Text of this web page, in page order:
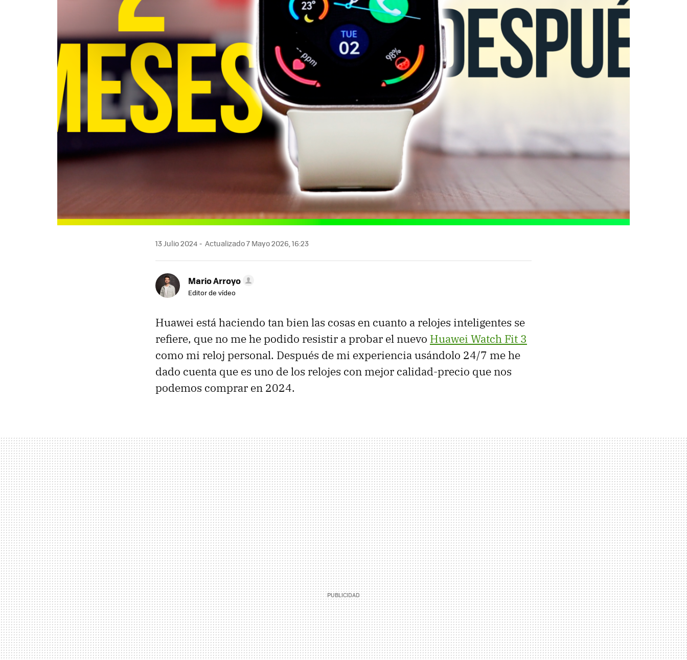
13 Julio 2024 Actualizado 7 Mayo 2026, 16:23
Mario Arroyo
Editor de vídeo
Huawei está haciendo tan bien las cosas en cuanto a relojes inteligentes se
refiere, que no me he podido resistir a probar el nuevo Huawei Watch Fit 3
como mi reloj personal. Después de mi experiencia usándolo 24/7 me he
dado cuenta que es uno de los relojes con mejor calidad-precio que nos
podemos comprar en 2024.